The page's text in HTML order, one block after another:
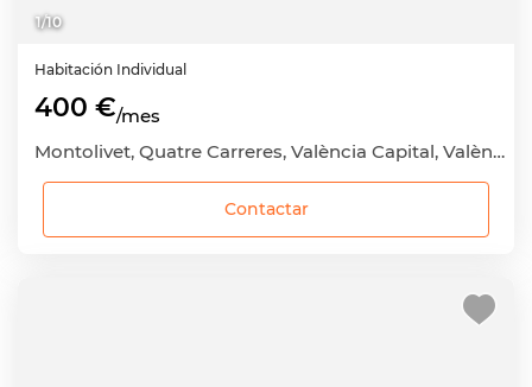
1/10
Habitación Individual
400 €/mes
Montolivet, Quatre Carreres, València Capital, València
Contactar